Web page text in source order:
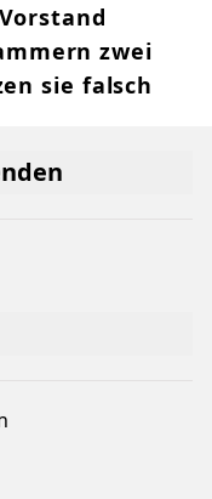
zwei
sie falsch